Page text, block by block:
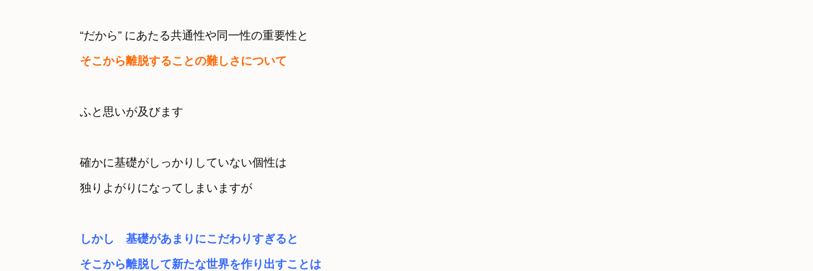
“だから” にあたる共通性や同一性の重要性と
ふと思いが及びます
確かに基礎がしっかりしていない個性は
独りよがりになってしまいますが
しかし　基礎があまりにこだわりすぎると
そこから離脱して新たな世界を作り出すことは